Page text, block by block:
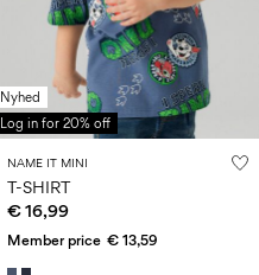
Nyhed
Log in for 20% off
NAME IT MINI
T-SHIRT
€ 16,99
Member price € 13,59